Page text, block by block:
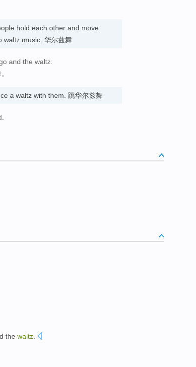
hold each other and move
waltz music. 华尔兹舞
and the waltz.
a waltz with them. 跳华尔兹舞
the waltz